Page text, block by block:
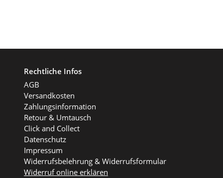
Rechtliche Infos
AGB
Versandkosten
Zahlungsinformation
Retour & Umtausch
Click and Collect
Datenschutz
Impressum
Widerrufsbelehrung & Widerrufsformular
Widerruf online erklären